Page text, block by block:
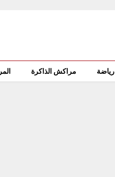
رياضة مراكش الذاكرة